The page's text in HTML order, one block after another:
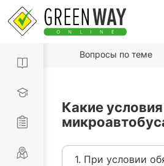
Вопросы по теме
Какие
1. При условии